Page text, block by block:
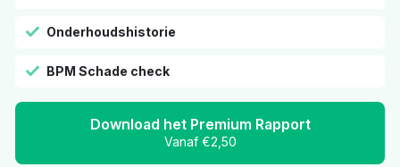
Onderhoudshistorie
BPM Schade check
Download het Premium Rapport
Vanaf €2,50